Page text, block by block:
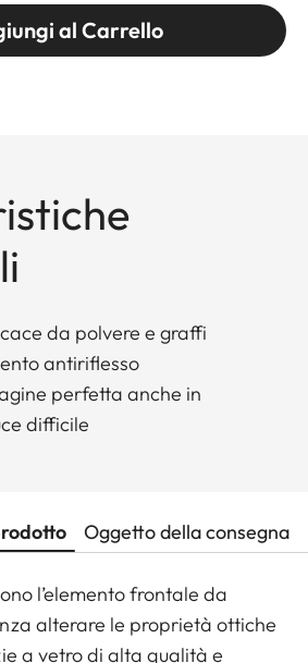
al Carrello
da polvere e graffi
antiriflesso
perfetta anche in
difficile
Oggetto della consegna
l’elemento frontale da
alterare le proprietà ottiche
a vetro di alta qualità e